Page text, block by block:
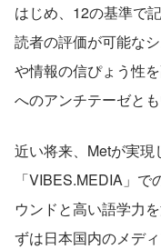
はじめ、12の基準で
読者の評価が可能な
や情報の信ぴょう性
へのアンチテーゼとも
近い将来、Metが実
「VIBES.MEDIA」
ウンドと高い語学力
ずは日本国内のメデ